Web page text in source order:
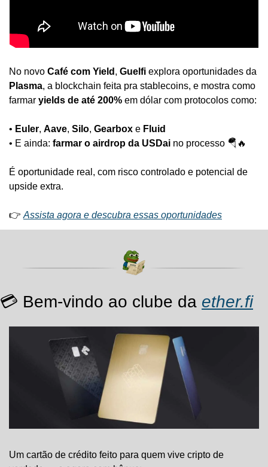
No novo Café com Yield , Guelfi
Plasma, a blockchain feita pra stablecoins, e mostra como
farmar yields de até 200% em dólar com protocolos como:
• Euler, Aave, Silo, Gearbox e Fluid
• E ainda: farmar o airdrop da USDai no processo 🪂 🔥
É oportunidade real, com risco controlado e potencial de
upside extra.
👉 Assista agora e descubra essas oportunidades
💳 Bem-vindo ao clube da ether.fi
Um cartão de crédito feito para quem vive cripto de